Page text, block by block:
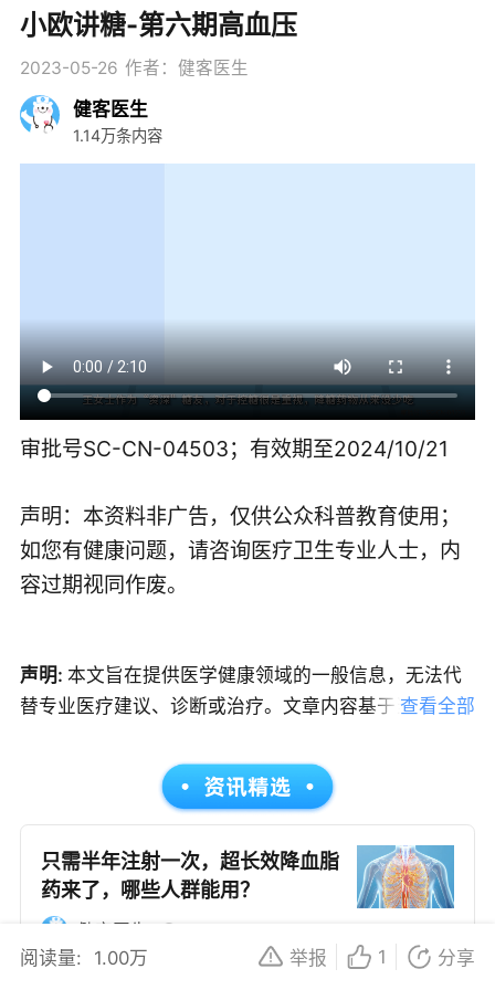
小欧讲糖-第六期高血压
2023-05-26 作者：健客医生
健客医生
1.14万条内容
审批号SC-CN-04503；有效期至2024/10/21
声明：本资料非广告，仅供公众科普教育使用；
如您有健康问题，请咨询医疗卫生专业人士，内
容过期视同作废。
声明: 本文旨在提供医学健康领域的一般信息，无法代
替专业医疗建议、诊断或治疗。文章内容基于当前的医
能随时更新，因此建议读者获取最新的医学指导。如果
您是患者，请在做出任何健康决策前咨询合格的医疗专
业人员。本文中的信息不应作为自我诊断或治疗的依
据，紧急医疗情况应立即寻求专业医疗服务；如果您是
医务人员，本文内容旨在作为教育和信息更新的资源。
在临床实践中应用本文信息时，应结合您的专业判断和
患者的具体情况。
查看全部
只需半年注射一次，超长效降血脂
药来了，哪些人群能用？
阅读量: 1.00万 举报 1 分享